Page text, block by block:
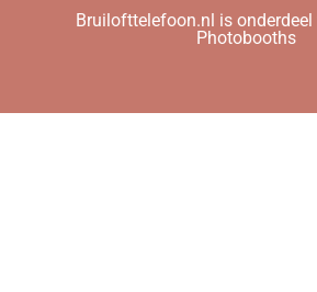
Bruilofttelefoon.nl is
Photobooths